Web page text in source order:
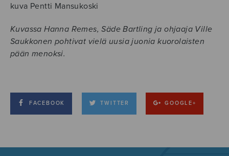
kuva Pentti Mansukoski
Kuvassa Hanna Remes, Säde Bartling ja ohjaaja Ville
Saukkonen pohtivat vielä uusia juonia kuorolaisten
pään menoksi.
FACEBOOK TWITTER GOOGLE+